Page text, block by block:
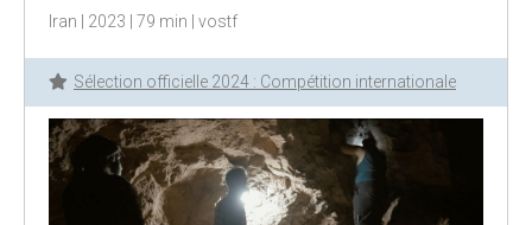
Iran | 2023 | 79 min | vostf
Sélection officielle 2024 : Compétition internationale